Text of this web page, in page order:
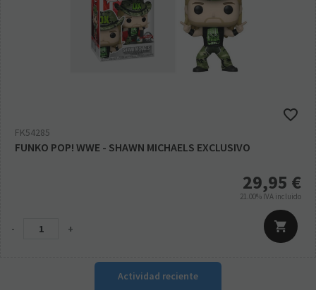
FK54285
FUNKO POP! WWE - SHAWN MICHAELS EXCLUSIVO
29,95 €
21.00% IVA incluido
- +
Actividad reciente